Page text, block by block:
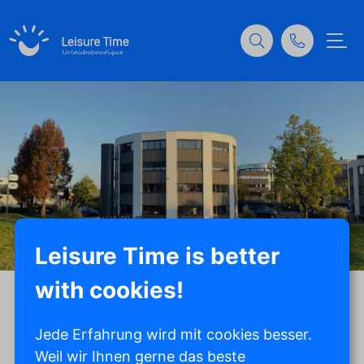
Geprüft
Leisure Time is better
with cookies!
Jede Erfahrung wird mit cookies besser.
Weil wir Ihnen gerne das beste